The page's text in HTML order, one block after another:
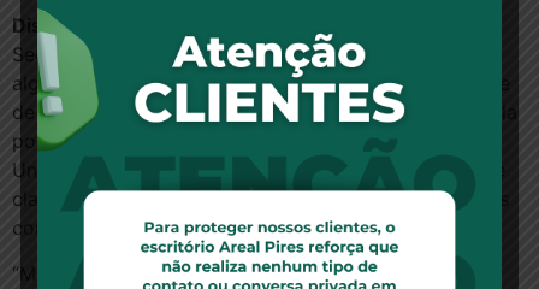
Disputa pela mesma área de atuação
Segundo Barroso, a Unimed Seguros foi criada por
alguns acionistas da Unimed Brasil, que é uma espécie
de federação nacional das Unimeds de todo o país. Ela
pode oferecer seguros apenas sob intermédio das
Unimeds regionais, caso algum cliente ou entidade de
classe solicite. Seus seguros seriam, assim, oferecidos
como complementação dos planos das regionais.
“Mesmo que ela fosse uma concorrente comum no